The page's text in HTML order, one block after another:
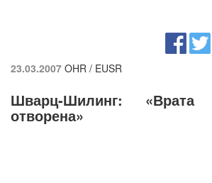
23.03.2007 OHR / EUSR
Шварц-Шилинг:
отворена»